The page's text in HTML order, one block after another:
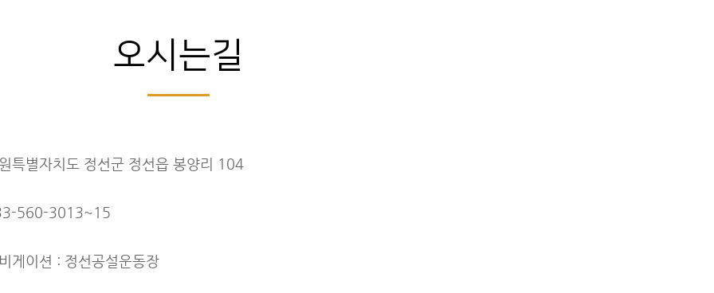
오시는길
특별자치도 정선군 정선읍 봉양리 104
560-3013~15
게이션 : 정선공설운동장